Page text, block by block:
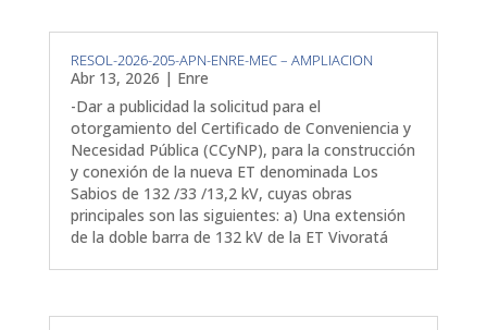
RESOL-2026-205-APN-ENRE-MEC – AMPLIACION
Abr 13, 2026 | Enre
-Dar a publicidad la solicitud para el
otorgamiento del Certificado de Conveniencia y
Necesidad Pública (CCyNP), para la construcción
y conexión de la nueva ET denominada Los
Sabios de 132 /33 /13,2 kV, cuyas obras
principales son las siguientes: a) Una extensión
de la doble barra de 132 kV de la ET Vivoratá